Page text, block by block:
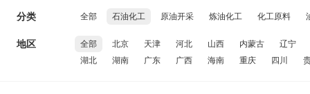
分类 全部 石油化工 原油开采 炼油化工 化工原料
地区 全部 北京 天津 河北 山西 内蒙古
辽宁
湖北
湖南 广东 广西 海南 重庆 四川